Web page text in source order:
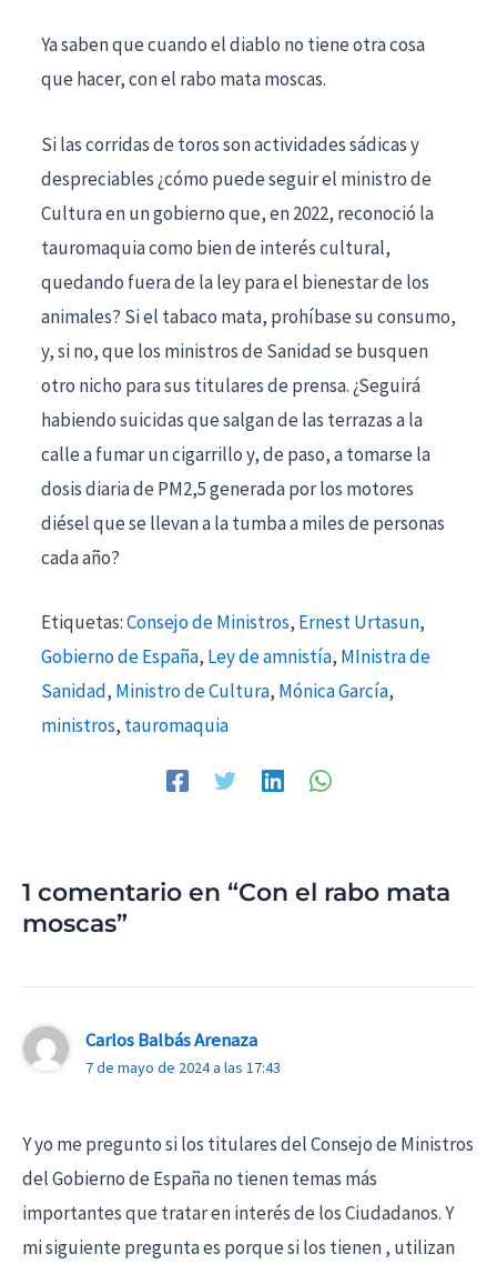
Ya saben que cuando el diablo no tiene otra cosa
que hacer, con el rabo mata moscas.
Si las corridas de toros son actividades sádicas y
despreciables ¿cómo puede seguir el ministro de
Cultura en un gobierno que, en 2022, reconoció la
tauromaquia como bien de interés cultural,
quedando fuera de la ley para el bienestar de los
animales? Si el tabaco mata, prohíbase su consumo,
y, si no, que los ministros de Sanidad se busquen
otro nicho para sus titulares de prensa. ¿Seguirá
habiendo suicidas que salgan de las terrazas a la
calle a fumar un cigarrillo y, de paso, a tomarse la
dosis diaria de PM2,5 generada por los motores
diésel que se llevan a la tumba a miles de personas
cada año?
Etiquetas:Consejo de Ministros, Ernest Urtasun,
Gobierno de España, Ley de amnistía, MInistra de
Sanidad, Ministro de Cultura, Mónica García,
ministros, tauromaquia
1 comentario en “Con el rabo mata
moscas”
Carlos Balbás Arenaza
7 de mayo de 2024 a las 17:43
Y yo me pregunto si los titulares del Consejo de Ministros
del Gobierno de España no tienen temas más
importantes que tratar en interés de los Ciudadanos. Y
mi siguiente pregunta es porque si los tienen , utilizan